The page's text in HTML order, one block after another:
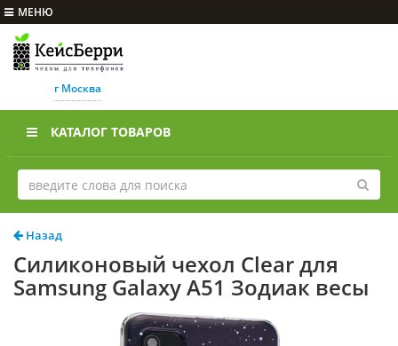
МЕНЮ
г Москва
КАТАЛОГ ТОВАРОВ
Назад
Силиконовый чехол Clear для
Samsung Galaxy A51 Зодиак весы